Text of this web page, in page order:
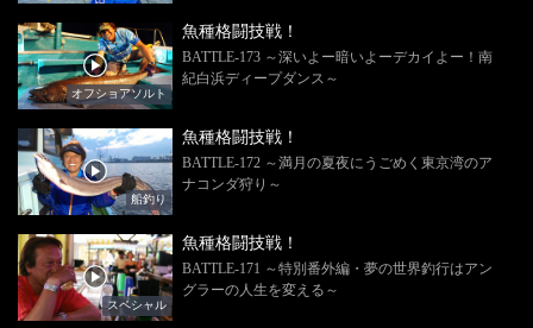
オフショアソルト
魚種格闘技戦！
BATTLE-173 ～深いよー暗いよーデカイよー！南
紀白浜ディープダンス～
船釣り
魚種格闘技戦！
BATTLE-172 ～満月の夏夜にうごめく東京湾のア
ナコンダ狩り～
スペシャル
魚種格闘技戦！
BATTLE-171 ～特別番外編・夢の世界釣行はアン
グラーの人生を変える～